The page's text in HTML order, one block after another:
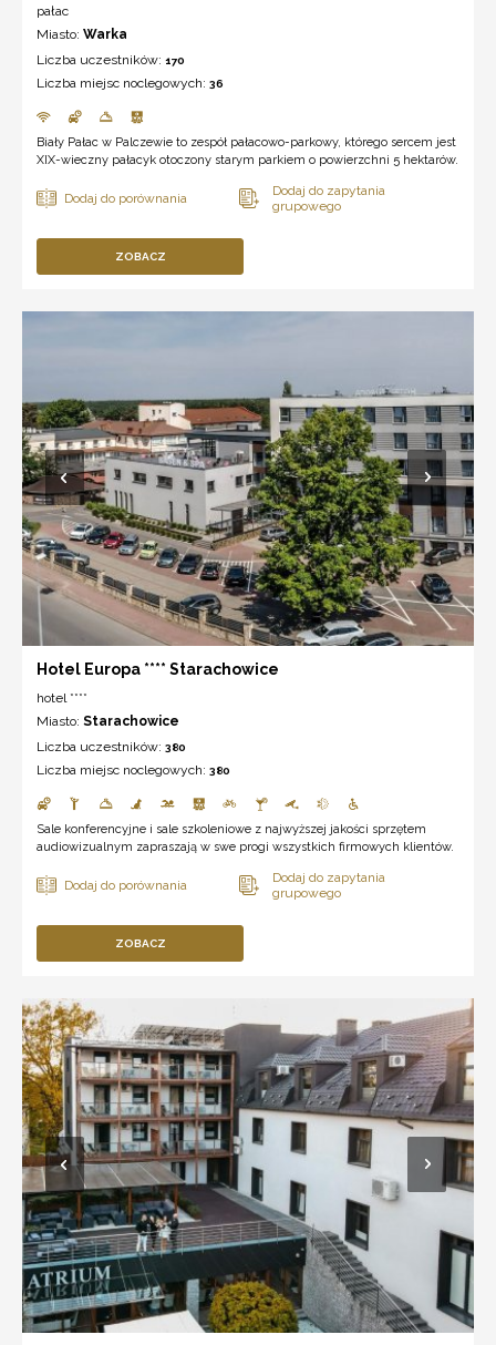
pałac
Miasto: Warka
Liczba uczestników: 170
Liczba miejsc noclegowych: 36
Biały Pałac w Palczewie to zespół pałacowo-parkowy, którego sercem jest
XIX-wieczny pałacyk otoczony starym parkiem o powierzchni 5 hektarów.
ZOBACZ
Hotel Europa **** Starachowice
hotel ****
Miasto: Starachowice
Liczba uczestników: 380
Liczba miejsc noclegowych: 380
Sale konferencyjne i sale szkoleniowe z najwyższej jakości sprzętem
audiowizualnym zapraszają w swe progi wszystkich firmowych klientów.
ZOBACZ